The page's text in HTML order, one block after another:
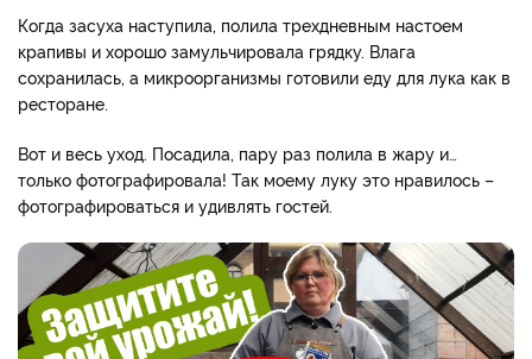
Когда засуха наступила, полила трехдневным настоем
крапивы и хорошо замульчировала грядку. Влага
сохранилась, а микроорганизмы готовили еду для лука как в
ресторане.
Вот и весь уход. Посадила, пару раз полила в жару и…
только фотографировала! Так моему луку это нравилось –
фотографироваться и удивлять гостей.